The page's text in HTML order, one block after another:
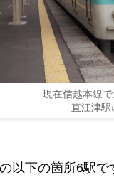
現在信越本線
直江津駅
以下の箇所6駅で